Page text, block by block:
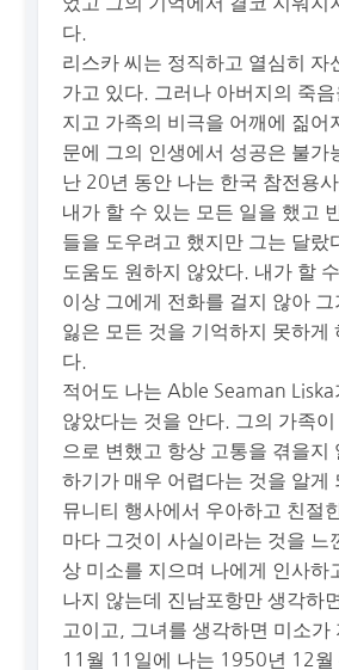
다.
리스카 씨는 정직하고 열심히 자
가고 있다. 그러나 아버지의 죽음
지고 가족의 비극을 어깨에 짊어
문에 그의 인생에서 성공은 불가
난 20년 동안 나는 한국 참전용
내가 할 수 있는 모든 일을 했고
들을 도우려고 했지만 그는 달랐
도움도 원하지 않았다. 내가 할
이상 그에게 전화를 걸지 않아
잃은 모든 것을 기억하지 못하게
다.
적어도 나는 Able Seaman Liska
않았다는 것을 안다. 그의 가족
으로 변했고 항상 고통을 겪을지
하기가 매우 어렵다는 것을 알게
뮤니티 행사에서 우아하고 친절
마다 그것이 사실이라는 것을 느
상 미소를 지으며 나에게 인사하
나지 않는데 진남포항만 생각하
고이고, 그녀를 생각하면 미소가
11월 11일에 나는 1950년 12월